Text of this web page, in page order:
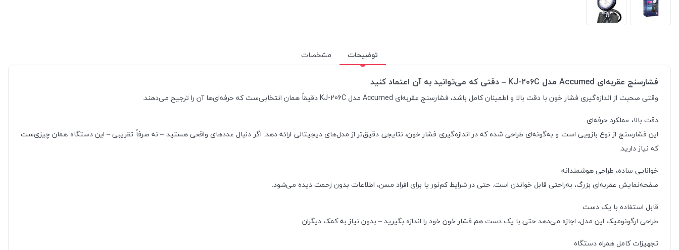
توضیحات مشخصات
فشارسنج عقربه‌ای Accumed مدل KJ-206C – دقتی که می‌توانید به آن اعتماد کنید
وقتی صحبت از اندازه‌گیری فشار خون با دقت بالا و اطمینان کامل باشد، فشارسنج عقربه‌ای Accumed مدل KJ-206C دقیقاً همان انتخابی‌ست که حرفه‌ای‌ها آن را ترجیح می‌دهند.
دقت بالا، عملکرد حرفه‌ای
این فشارسنج از نوع بازویی است و به‌گونه‌ای طراحی شده که در اندازه‌گیری فشار خون، نتایجی دقیق‌تر از مدل‌های دیجیتالی ارائه دهد. اگر دنبال عددهای واقعی هستید – نه صرفاً تقریبی – این دستگاه همان چیزی‌ست
که نیاز دارید.
خوانایی ساده، طراحی هوشمندانه
صفحه‌نمایش عقربه‌ای بزرگ، به‌راحتی قابل خواندن است. حتی در شرایط کم‌نور یا برای افراد مسن، اطلاعات بدون زحمت دیده می‌شود.
قابل استفاده با یک دست
طراحی ارگونومیک این مدل، اجازه می‌دهد حتی با یک دست هم فشار خون خود را اندازه بگیرید – بدون نیاز به کمک دیگران.
تجهیزات کامل همراه دستگاه